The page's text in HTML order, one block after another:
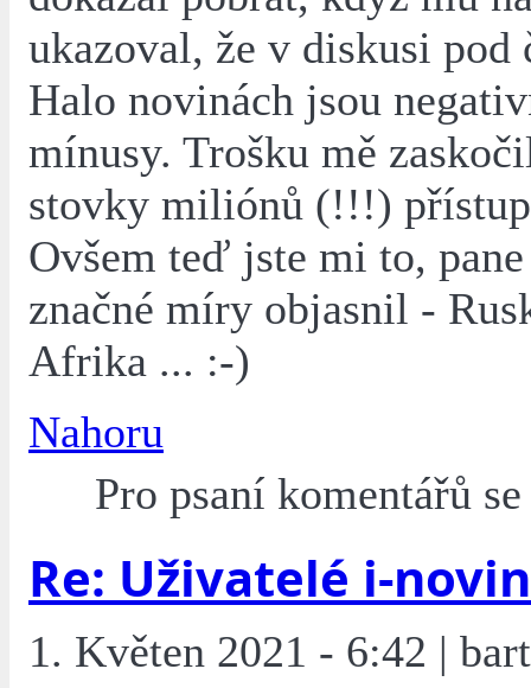
ukazoval, že v diskusi pod
Halo novinách jsou
mínusy. Trošku mě
stovky miliónů (!!!)
Ovšem teď jste mi to,
značné míry objasnil -
Afrika ... :-)
Nahoru
Pro psaní komentářů
Re: Uživatelé i-novin
1. Květen 2021 - 6:42 |